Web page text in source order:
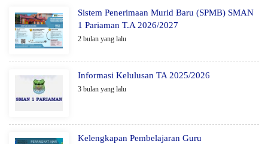
Sistem Penerimaan Murid Baru (SPMB) SMAN
1 Pariaman T.A 2026/2027
2 bulan yang lalu
Informasi Kelulusan TA 2025/2026
3 bulan yang lalu
Kelengkapan Pembelajaran Guru